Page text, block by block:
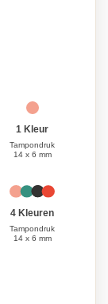
1 Kleur
Tampondruk
14 x 6 mm
4 Kleuren
Tampondruk
14 x 6 mm